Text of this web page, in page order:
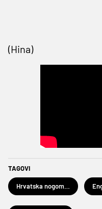
(Hina)
TAGOVI